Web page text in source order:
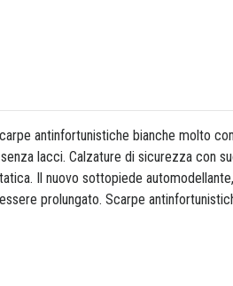
antinfortunistiche bianche molto
lacci. Calzature di sicurezza con
Il nuovo sottopiede
prolungato. Scarpe